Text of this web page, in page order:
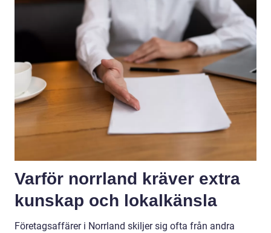
Varför norrland kräver extra
kunskap och lokalkänsla
Företagsaffärer i Norrland skiljer sig ofta från andra